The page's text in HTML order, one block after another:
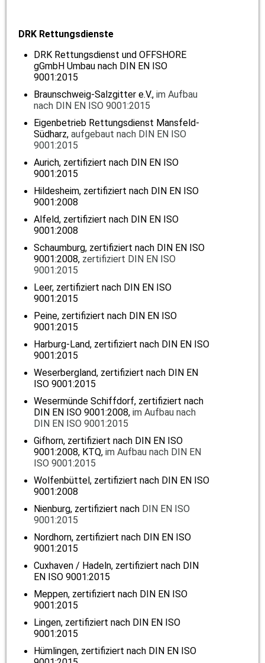
DRK Rettungsdienste
DRK Rettungsdienst und OFFSHORE
gGmbH Umbau nach DIN EN ISO
9001:2015
Braunschweig-Salzgitter e.V.,im Aufbau
nach DIN EN ISO 9001:2015
Eigenbetrieb Rettungsdienst Mansfeld-
Südharz,aufgebaut nach DIN EN ISO
9001:2015
Aurich, zertifiziert nach DIN EN ISO
9001:2015
Hildesheim, zertifiziert nach DIN EN ISO
9001:2008
Alfeld, zertifiziert nach DIN EN ISO
9001:2008
Schaumburg, zertifiziert nach DIN EN ISO
9001:2008, zertifiziert DIN EN ISO
9001:2015
Leer, zertifiziert nach DIN EN ISO
9001:2015
Peine, zertifiziert nach DIN EN ISO
9001:2015
Harburg-Land, zertifiziert nach DIN EN ISO
9001:2015
Weserbergland, zertifiziert nach DIN EN
ISO 9001:2015
Wesermünde Schiffdorf, zertifiziert nach
DIN EN ISO 9001:2008,im Aufbau nach
DIN EN ISO 9001:2015
Gifhorn, zertifiziert nach DIN EN ISO
9001:2008, KTQ,im Aufbau nach DIN EN
ISO 9001:2015
Wolfenbüttel, zertifiziert nach DIN EN ISO
9001:2008
Nienburg, zertifiziert nach DIN EN ISO
9001:2015
Nordhorn, zertifiziert nach DIN EN ISO
9001:2015
Cuxhaven / Hadeln, zertifiziert nach DIN
EN ISO 9001:2015
Meppen, zertifiziert nach DIN EN ISO
9001:2015
Lingen, zertifiziert nach DIN EN ISO
9001:2015
Hümlingen, zertifiziert nach DIN EN ISO